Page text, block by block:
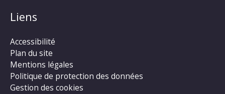
Liens
Accessibilité
Plan du site
Mentions légales
Politique de protection des données
Gestion des cookies